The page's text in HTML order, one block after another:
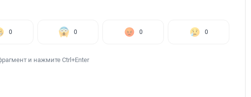
0 0 0 0
и нажмите Ctrl+Enter